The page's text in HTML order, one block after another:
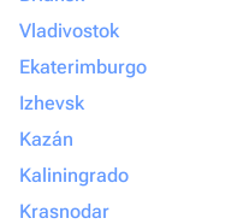
Vladivostok
Ekaterimburgo
Izhevsk
Kazán
Kaliningrado
Krasnodar